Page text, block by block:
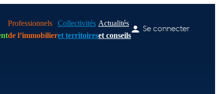
Professionnels
de l’immobilier
Collectivités
et territoires
Actualités
et conseils
Se connecter